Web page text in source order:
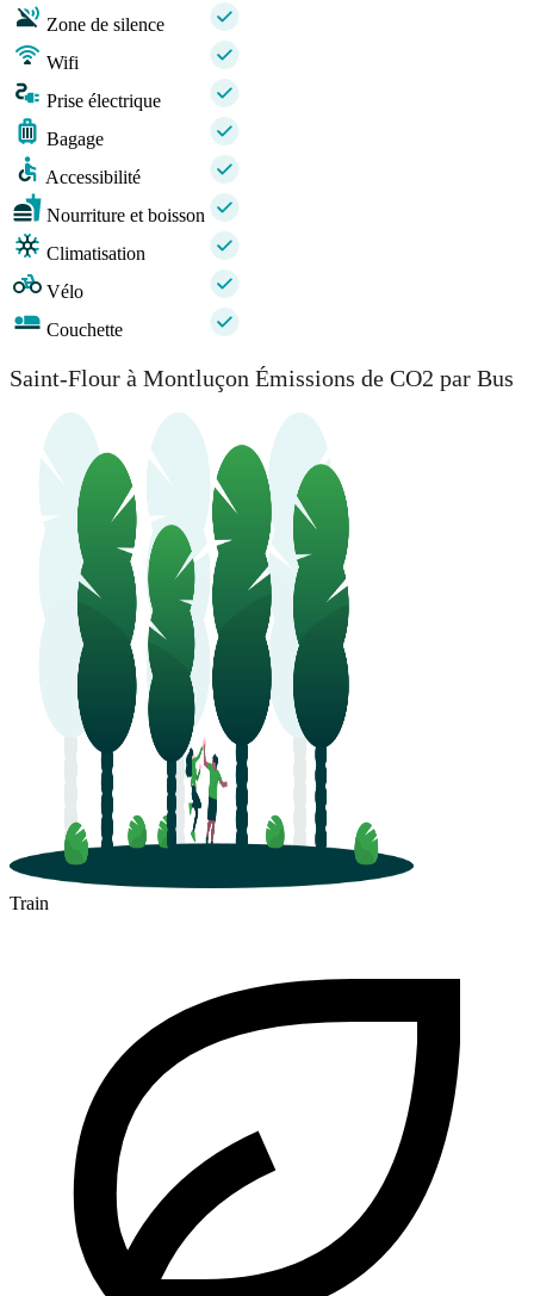
Zone de silence
Wifi
Prise électrique
Bagage
Accessibilité
Nourriture et boisson
Climatisation
Vélo
Couchette
Saint-Flour à Montluçon Émissions de CO2 par Bus
Train